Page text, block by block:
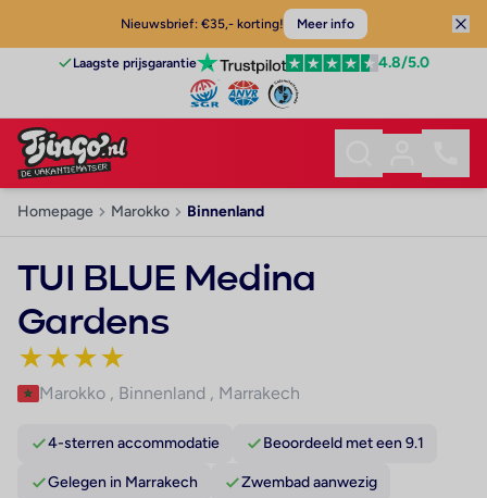
Nieuwsbrief: €35,- korting! Meer info
Laagste prijsgarantie 4.8/5.0
Homepage Marokko Binnenland
TUI BLUE Medina
Gardens
★★★★
Marokko , Binnenland , Marrakech
4-sterren accommodatie Beoordeeld met een 9.1
Gelegen in Marrakech Zwembad aanwezig